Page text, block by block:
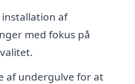
af
med fokus på
af undergulve for at